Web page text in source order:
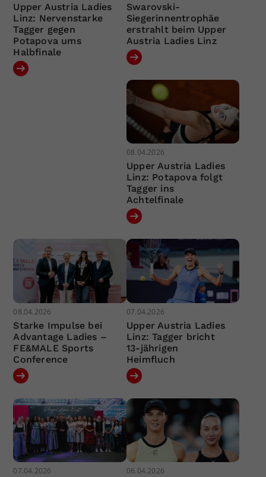
Upper Austria Ladies
Linz: Nervenstarke
Tagger gegen
Potapova ums
Halbfinale
Swarovski-
Siegerinnentrophäe
erstrahlt beim Upper
Austria Ladies Linz
08.04.2026
Upper Austria Ladies
Linz: Potapova folgt
Tagger ins
Achtelfinale
08.04.2026
Starke Impulse bei
Advantage Ladies –
FE&MALE Sports
Conference
07.04.2026
Upper Austria Ladies
Linz: Tagger bricht
13-jährigen
Heimfluch
07.04.2026 06.04.2026